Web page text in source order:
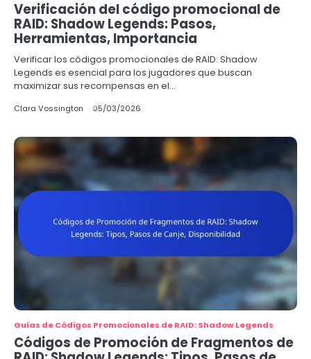
Verificación del código promocional de
RAID: Shadow Legends: Pasos,
Herramientas, Importancia
Verificar los códigos promocionales de RAID: Shadow
Legends es esencial para los jugadores que buscan
maximizar sus recompensas en el…
Clara Vossington 05/03/2026
Guías de Códigos Promocionales de RAID: Shadow Legends
Códigos de Promoción de Fragmentos de